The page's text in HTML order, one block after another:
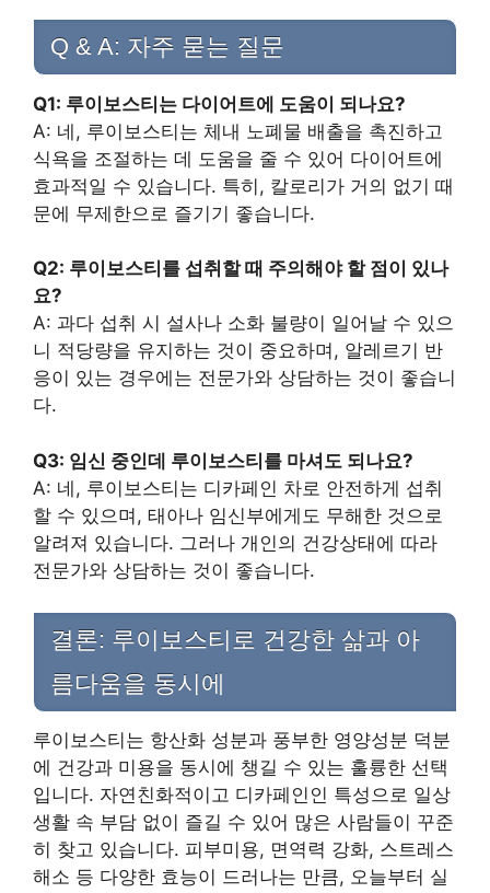
Q & A: 자주 묻는 질문
Q1: 루이보스티는 다이어트에 도움이 되나요?
A: 네, 루이보스티는 체내 노폐물 배출을 촉진하고
식욕을 조절하는 데 도움을 줄 수 있어 다이어트에
효과적일 수 있습니다. 특히, 칼로리가 거의 없기 때
문에 무제한으로 즐기기 좋습니다.
Q2: 루이보스티를 섭취할 때 주의해야 할 점이 있나
요?
A: 과다 섭취 시 설사나 소화 불량이 일어날 수 있으
니 적당량을 유지하는 것이 중요하며, 알레르기 반
응이 있는 경우에는 전문가와 상담하는 것이 좋습니
다.
Q3: 임신 중인데 루이보스티를 마셔도 되나요?
A: 네, 루이보스티는 디카페인 차로 안전하게 섭취
할 수 있으며, 태아나 임신부에게도 무해한 것으로
알려져 있습니다. 그러나 개인의 건강상태에 따라
전문가와 상담하는 것이 좋습니다.
결론: 루이보스티로 건강한 삶과 아
름다움을 동시에
루이보스티는 항산화 성분과 풍부한 영양성분 덕분
에 건강과 미용을 동시에 챙길 수 있는 훌륭한 선택
입니다. 자연친화적이고 디카페인인 특성으로 일상
생활 속 부담 없이 즐길 수 있어 많은 사람들이 꾸준
히 찾고 있습니다. 피부미용, 면역력 강화, 스트레스
해소 등 다양한 효능이 드러나는 만큼, 오늘부터 실